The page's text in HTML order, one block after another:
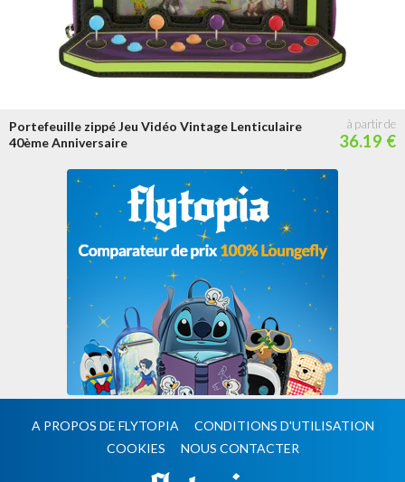
Portefeuille zippé Jeu Vidéo Vintage Lenticulaire
40ème Anniversaire
36.19 €
A PROPOS DE FLYTOPIA
CONDITIONS D'UTILISATION
COOKIES
NOUS CONTACTER